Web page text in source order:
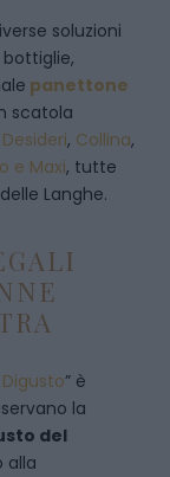
soluzioni
panettone
scatola
Desideri, Collina,
e Maxi, tutte
Langhe.
” è
la
del
alla